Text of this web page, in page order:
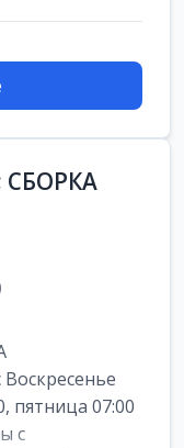
СБОРКА
пятница 07:00
с